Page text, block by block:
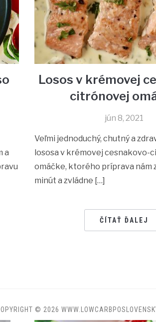
a
Losos v krémovej
citrónovej
jún 8, 2021
Veľmi jednoduchý, chutný a
lososa v krémovej cesnakovo-
omáčke, ktorého príprava nám
minút a zvládne […]
ČÍTAŤ ĎALEJ
© 2026